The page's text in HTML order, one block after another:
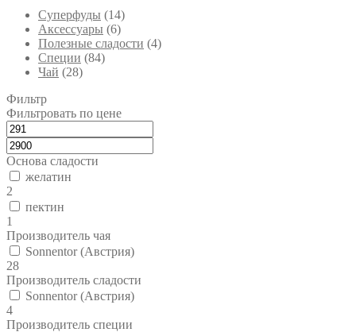
Cуперфуды (14)
Аксессуары (6)
Полезные сладости (4)
Специи (84)
Чай (28)
Фильтр
Фильтровать по цене
Основа сладости
желатин
2
пектин
1
Производитель чая
Sonnentor (Австрия)
28
Производитель сладости
Sonnentor (Австрия)
4
Производитель специи